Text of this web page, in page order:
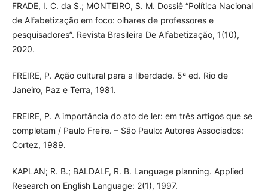
FRADE, I. C. da S.; MONTEIRO, S. M. Dossiê “Política Nacional
de Alfabetização em foco: olhares de professores e
pesquisadores”. Revista Brasileira De Alfabetização, 1(10),
2020.
FREIRE, P. Ação cultural para a liberdade. 5ª ed. Rio de
Janeiro, Paz e Terra, 1981.
FREIRE, P. A importância do ato de ler: em três artigos que se
completam / Paulo Freire. – São Paulo: Autores Associados:
Cortez, 1989.
KAPLAN; R. B.; BALDALF, R. B. Language planning. Applied
Research on English Language: 2(1), 1997.